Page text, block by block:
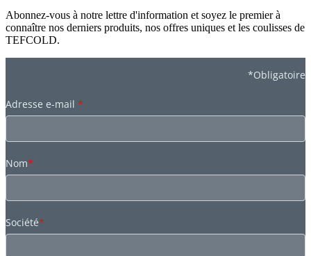
Abonnez-vous à notre lettre d'information et soyez le premier à
connaître nos derniers produits, nos offres uniques et les coulisses de
TEFCOLD.
*Obligatoire
Adresse e-mail *
Nom*
Société*